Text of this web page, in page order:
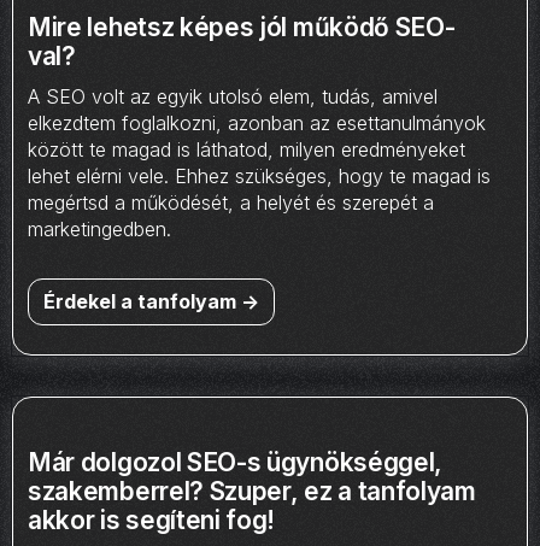
Mire lehetsz képes jól működő SEO-
val?
A SEO volt az egyik utolsó elem, tudás, amivel
elkezdtem foglalkozni, azonban az esettanulmányok
között te magad is láthatod, milyen eredményeket
lehet elérni vele. Ehhez szükséges, hogy te magad is
megértsd a működését, a helyét és szerepét a
marketingedben.
Érdekel a tanfolyam ->
Már dolgozol SEO-s ügynökséggel,
szakemberrel? Szuper, ez a tanfolyam
akkor is segíteni fog!